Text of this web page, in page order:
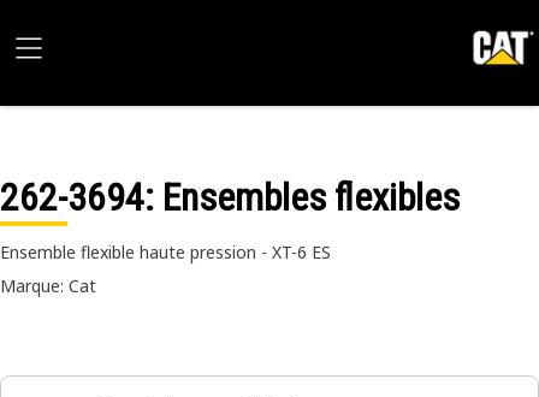
262-3694: Ensembles flexibles
Ensemble flexible haute pression - XT-6 ES
Marque: Cat